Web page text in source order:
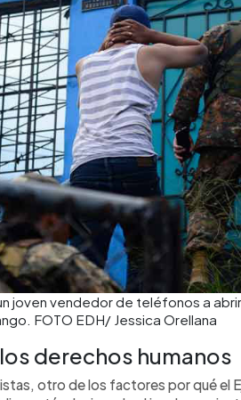
joven vendedor de teléfonos a
FOTO EDH/ Jessica Orellana
derechos humanos
otro de los factores por qué el